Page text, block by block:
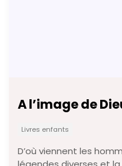
A l’image de
Livres enfants
D’où viennent les